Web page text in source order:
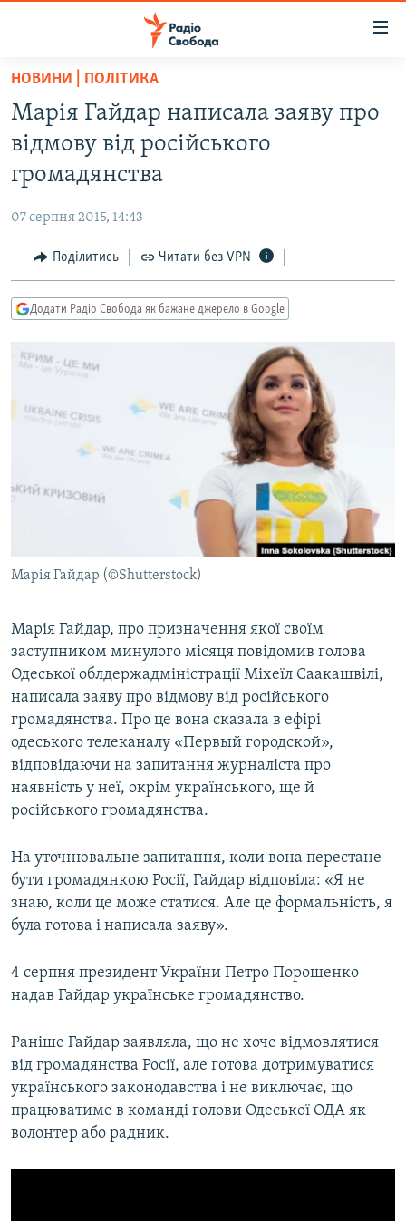
Перейти
основного
матеріалу
до
основної
навігації
Перейти
до
пошуку
ВСЕ ЗА ДОБУ
ЕКОНОМІКА
СУСПІЛЬСТВО
УКРАЇНА
РОСІЙСЬКА «ФІЛЬТРАЦІЯ»
ДОНБАС.РЕАЛІЇ
ТИ ЯК?
СХЕМИ
КИТАЙ.ВИКЛИКИ
МУЛЬТИМЕДІА
ФОТО
ПОДКАСТИ
РУС
УКР
КТАТ
ДОЛУЧАЙСЯ!
Усі сайти RFE/RL
НОВИНИ | ПОЛІТИКА
Марія Гайдар написала заяву про
відмову від російського
громадянства
07 серпня 2015, 14:43
Поділитись Читати без VPN
Додати Радіо Свобода як бажане джерело в Google
Марія Гайдар (©Shutterstock)
Марія Гайдар, про призначення якої своїм
заступником минулого місяця повідомив голова
Одеської облдержадміністрації Міхеїл Саакашвілі,
написала заяву про відмову від російського
громадянства. Про це вона сказала в ефірі
одеського телеканалу «Первый городской»,
відповідаючи на запитання журналіста про
наявність у неї, окрім українського, ще й
російського громадянства.
На уточнювальне запитання, коли вона перестане
бути громадянкою Росії, Гайдар відповіла: «Я не
знаю, коли це може статися. Але це формальність, я
була готова і написала заяву».
4 серпня президент України Петро Порошенко
надав Гайдар українське громадянство.
Раніше Гайдар заявляла, що не хоче відмовлятися
від громадянства Росії, але готова дотримуватися
українського законодавства і не виключає, що
працюватиме в команді голови Одеської ОДА як
волонтер або радник.